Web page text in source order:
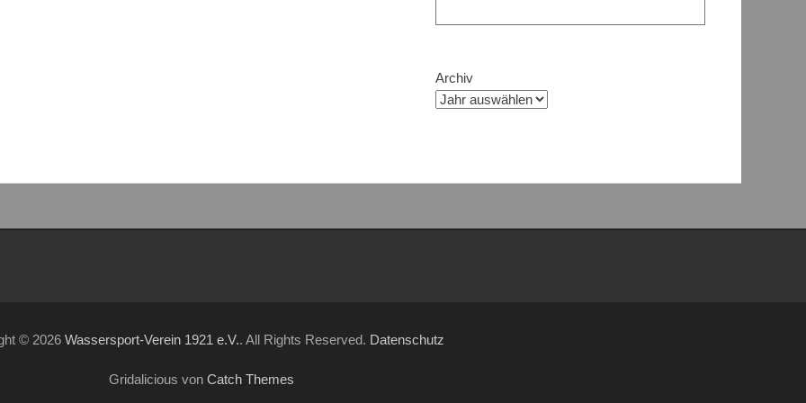
Archiv
© 2026 Wassersport-Verein 1921 e.V.. All Rights Reserved. Datenschutz
Gridalicious von Catch Themes